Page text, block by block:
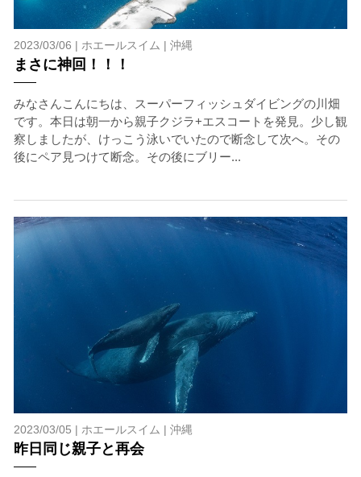
2023/03/06 | ホエールスイム | 沖縄
まさに神回！！！
みなさんこんにちは、スーパーフィッシュダイビングの川畑
です。本日は朝一から親子クジラ+エスコートを発見。少し観
察しましたが、けっこう泳いでいたので断念して次へ。その
後にペア見つけて断念。その後にブリー...
2023/03/05 | ホエールスイム | 沖縄
昨日同じ親子と再会